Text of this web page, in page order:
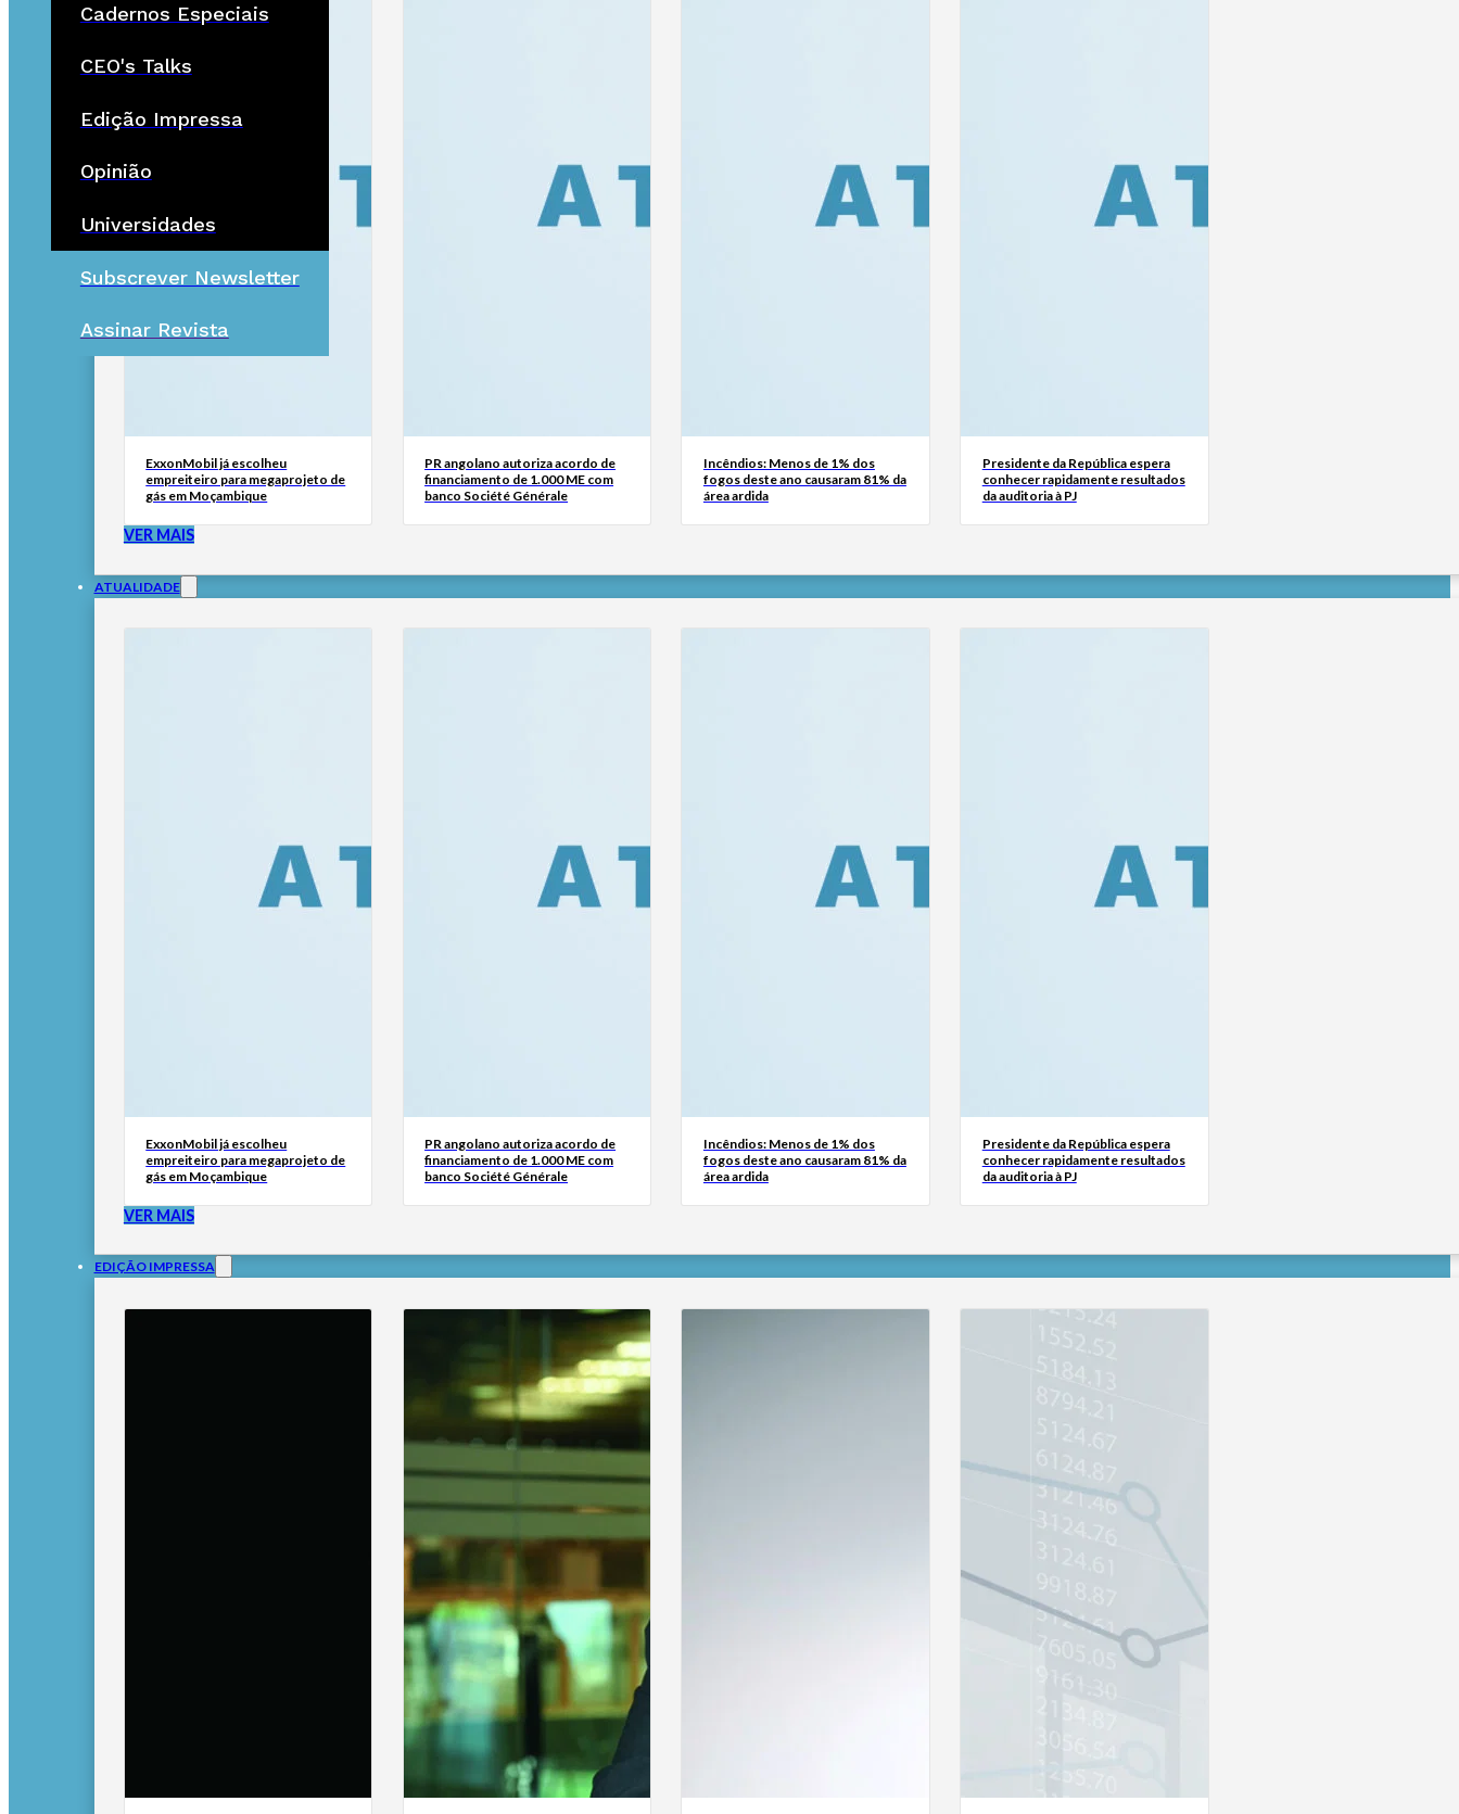
Cadernos Especiais
CEO's Talks
Edição Impressa
Opinião
Universidades
Subscrever Newsletter
Assinar Revista
ExxonMobil já escolheu
empreiteiro para megaprojeto de
gás em Moçambique
PR angolano autoriza acordo de
financiamento de 1.000 ME com
banco Société Générale
Incêndios: Menos de 1% dos
fogos deste ano causaram 81% da
área ardida
Presidente da República espera
conhecer rapidamente resultados
da auditoria à PJ
VER MAIS
ATUALIDADE
ExxonMobil já escolheu
empreiteiro para megaprojeto de
gás em Moçambique
PR angolano autoriza acordo de
financiamento de 1.000 ME com
banco Société Générale
Incêndios: Menos de 1% dos
fogos deste ano causaram 81% da
área ardida
Presidente da República espera
conhecer rapidamente resultados
da auditoria à PJ
VER MAIS
EDIÇÃO IMPRESSA